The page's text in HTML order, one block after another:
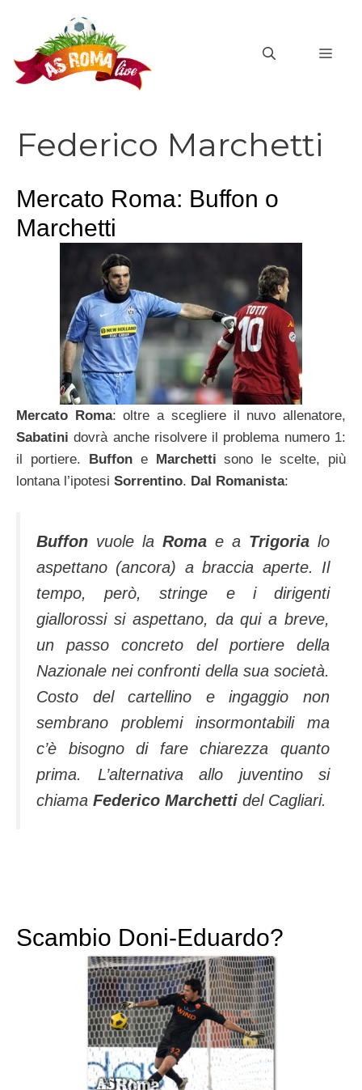
contenuto
Federico Marchetti
Mercato Roma: Buffon o
Marchetti
Mercato Roma: oltre a scegliere il nuvo allenatore,
Sabatinidovrà anche risolvere il problema numero 1:
il portiere. Buffon e Marchettisono le scelte, più
lontana l’ipotesi Sorrentino. Dal Romanista:
Buffon vuole la Roma e a Trigoria lo
aspettano (ancora) a braccia aperte. Il
tempo, però, stringe e i dirigenti
giallorossi si aspettano, da qui a breve,
un passo concreto del portiere della
Nazionale nei confronti della sua società.
Costo del cartellino e ingaggio non
sembrano problemi insormontabili ma
c’è bisogno di fare chiarezza quanto
prima. L’alternativa allo juventino si
chiama Federico Marchetti del Cagliari.
Scambio Doni-Eduardo?